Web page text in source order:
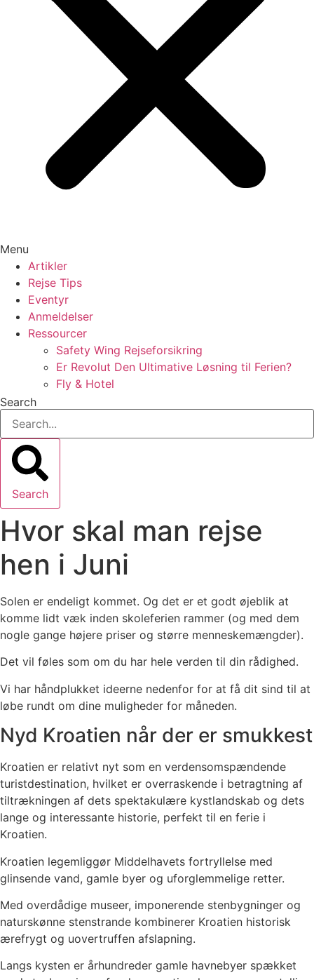
Menu
Artikler
Rejse Tips
Eventyr
Anmeldelser
Ressourcer
Safety Wing Rejseforsikring
Er Revolut Den Ultimative Løsning til Ferien?
Fly & Hotel
Search
Search
Hvor skal man rejse
hen i Juni
Solen er endeligt kommet. Og det er et godt øjeblik at
komme lidt væk inden skoleferien rammer (og med dem
nogle gange højere priser og større menneskemængder).
Det vil føles som om du har hele verden til din rådighed.
Vi har håndplukket ideerne nedenfor for at få dit sind til at
løbe rundt om dine muligheder for måneden.
Nyd Kroatien når der er smukkest
Kroatien er relativt nyt som en verdensomspændende
turistdestination, hvilket er overraskende i betragtning af
tiltrækningen af ​​dets spektakulære kystlandskab og dets
lange og interessante historie, perfekt til en ferie i
Kroatien.
Kroatien legemliggør Middelhavets fortryllelse med
glinsende vand, gamle byer og uforglemmelige retter.
Med overdådige museer, imponerende stenbygninger og
naturskønne stenstrande kombinerer Kroatien historisk
ærefrygt og uovertruffen afslapning.
Langs kysten er århundreder gamle havnebyer spækket